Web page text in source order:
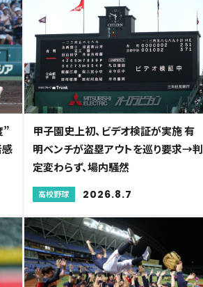
”
感
甲子園史上初、ビデオ検証が実施 有
明ベンチが盗塁アウトを巡り要求→判
定変わらず、場内騒然
高校野球 2026.8.7